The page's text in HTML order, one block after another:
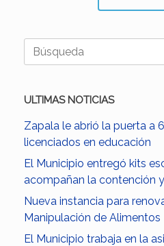
Buscar:
ULTIMAS NOTICIAS
Zapala le abrió la puerta a
licenciados en educación
El Municipio entregó kits
acompañan la contención
Nueva instancia para
Manipulación de Alimentos
El Municipio trabaja en la